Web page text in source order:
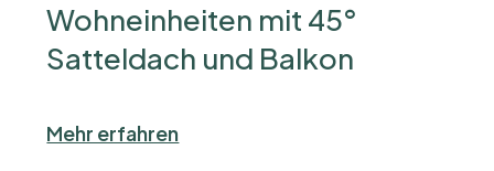
Wohneinheiten mit 45°
Satteldach und Balkon
Mehr erfahren